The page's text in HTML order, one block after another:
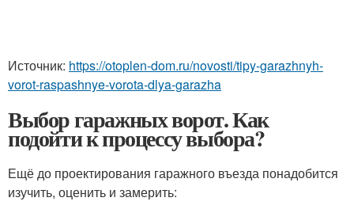
Источник: https://otoplen-dom.ru/novosti/tipy-garazhnyh-
vorot-raspashnye-vorota-dlya-garazha
Выбор гаражных ворот. Как
подойти к процессу выбора?
Ещё до проектирования гаражного въезда понадобится
изучить, оценить и замерить: